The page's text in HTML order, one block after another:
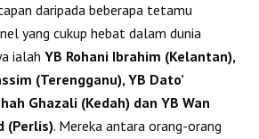
daripada beberapa tetamu
yang cukup hebat dalam dunia
ialahYB Rohani Ibrahim (Kelantan),
(Terengganu), YB Dato’
Ghazali (Kedah) dan YB Wan
(Perlis). Mereka antara orang-orang